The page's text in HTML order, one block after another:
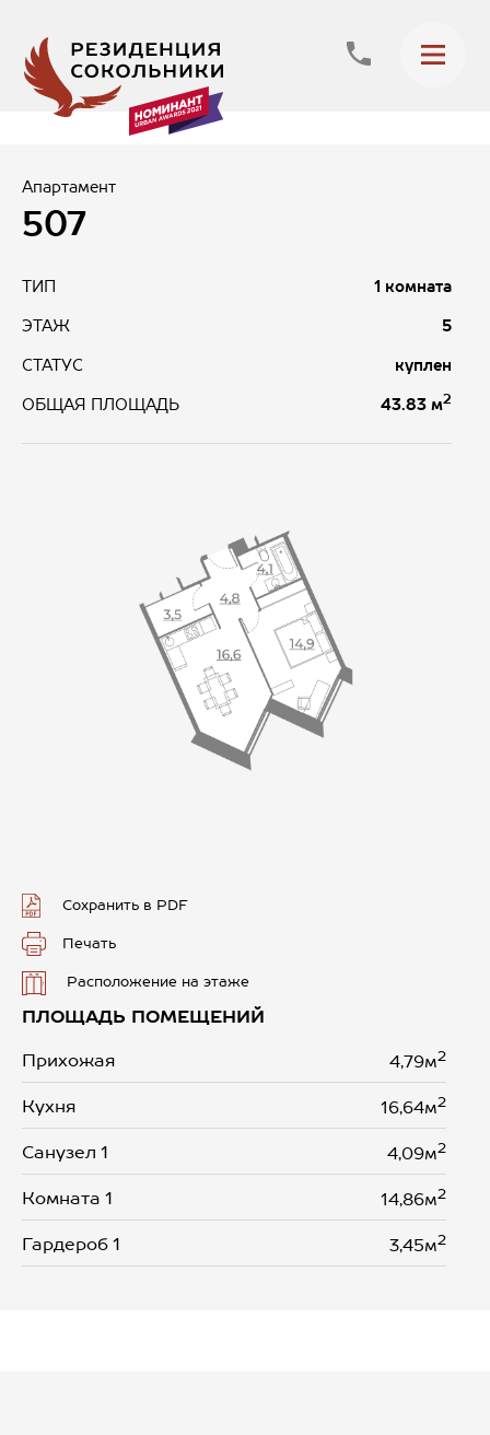
Апартамент
507
ТИП 1 комната
ЭТАЖ 5
СТАТУС куплен
ОБЩАЯ ПЛОЩАДЬ 43.83 м2
Сохранить в PDF
Печать
Расположение на этаже
ПЛОЩАДЬ ПОМЕЩЕНИЙ
Прихожая 4,79м2
Кухня 16,64м2
Санузел 1 4,09м2
Комната 1 14,86м2
Гардероб 1 3,45м2